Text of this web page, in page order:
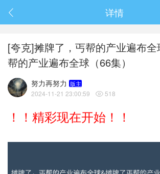
 详情
[夸克]摊牌了，丐帮的产业遍布
帮的产业遍布全球（66集）
努力再努力 版主
2024-11-21 23:00:59  518
！！精彩现在开始！！